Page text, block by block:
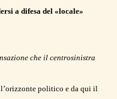
a difesa del «locale»
che il centrosinistra
politico e da qui il